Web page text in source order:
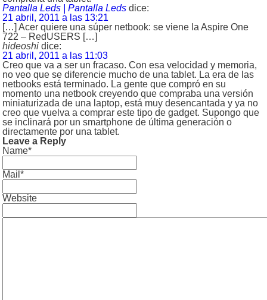
Pantalla Leds | Pantalla Leds dice:
21 abril, 2011 a las 13:21
[…] Acer quiere una súper netbook: se viene la Aspire One
722 – RedUSERS […]
hideoshi dice:
21 abril, 2011 a las 11:03
Creo que va a ser un fracaso. Con esa velocidad y memoria,
no veo que se diferencie mucho de una tablet. La era de las
netbooks está terminado. La gente que compró en su
momento una netbook creyendo que compraba una versión
miniaturizada de una laptop, está muy desencantada y ya no
creo que vuelva a comprar este tipo de gadget. Supongo que
se inclinará por un smartphone de última generación o
directamente por una tablet.
Leave a Reply
Name*
Mail*
Website